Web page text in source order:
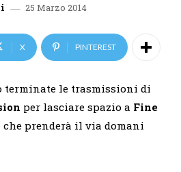
25 Marzo 2014
X PINTEREST
terminate le trasmissioni di
per lasciare spazio a Fine
che prenderà il via domani